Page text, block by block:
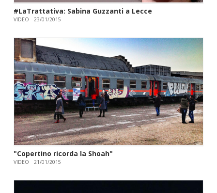
#LaTrattativa: Sabina Guzzanti a Lecce
VIDEO 23/01/2015
"Copertino ricorda la Shoah"
VIDEO 21/01/2015